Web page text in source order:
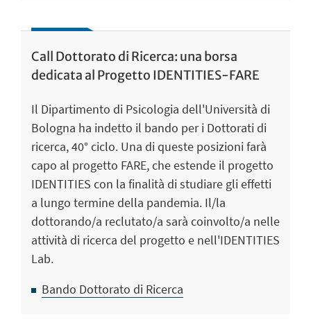
Call Dottorato di Ricerca: una borsa
dedicata al Progetto IDENTITIES-FARE
Il Dipartimento di Psicologia dell'Università di
Bologna ha indetto il bando per i Dottorati di
ricerca, 40° ciclo. Una di queste posizioni farà
capo al progetto FARE, che estende il progetto
IDENTITIES con la finalità di studiare gli effetti
a lungo termine della pandemia. Il/la
dottorando/a reclutato/a sarà coinvolto/a nelle
attività di ricerca del progetto e nell'IDENTITIES
Lab.
Bando Dottorato di Ricerca